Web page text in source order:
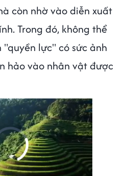
còn nhờ vào diễn xuất
Trong đó, không thể
lực" có sức ảnh
hảo vào nhân vật được